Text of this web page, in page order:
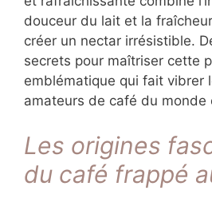
de pur bonheur glacé. Cette
crémeuse et rafraîchissante
l’intensité du café, la
fraîcheur des glaçons pour
irrésistible. Découvrez tous
maîtriser cette préparation
du monde entier.
Les origines